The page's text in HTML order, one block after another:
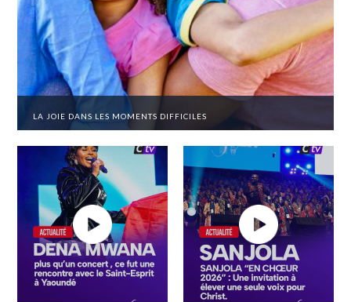
LA JOIE DANS LES MOMENTS DIFFICILES